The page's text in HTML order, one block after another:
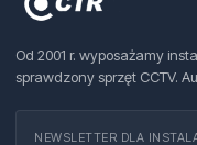
Od 2001 r. wyposażamy
sprawdzony sprzęt CCTV.
NEWSLETTER DLA